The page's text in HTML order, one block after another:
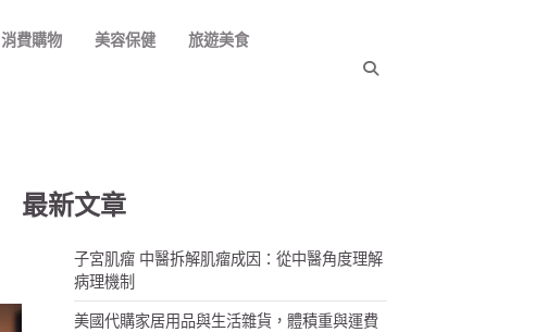
消費購物 美容保健 旅遊美食
最新文章
子宮肌瘤 中醫拆解肌瘤成因：從中醫角度理解
病理機制
美國代購家居用品與生活雜貨，體積重與運費